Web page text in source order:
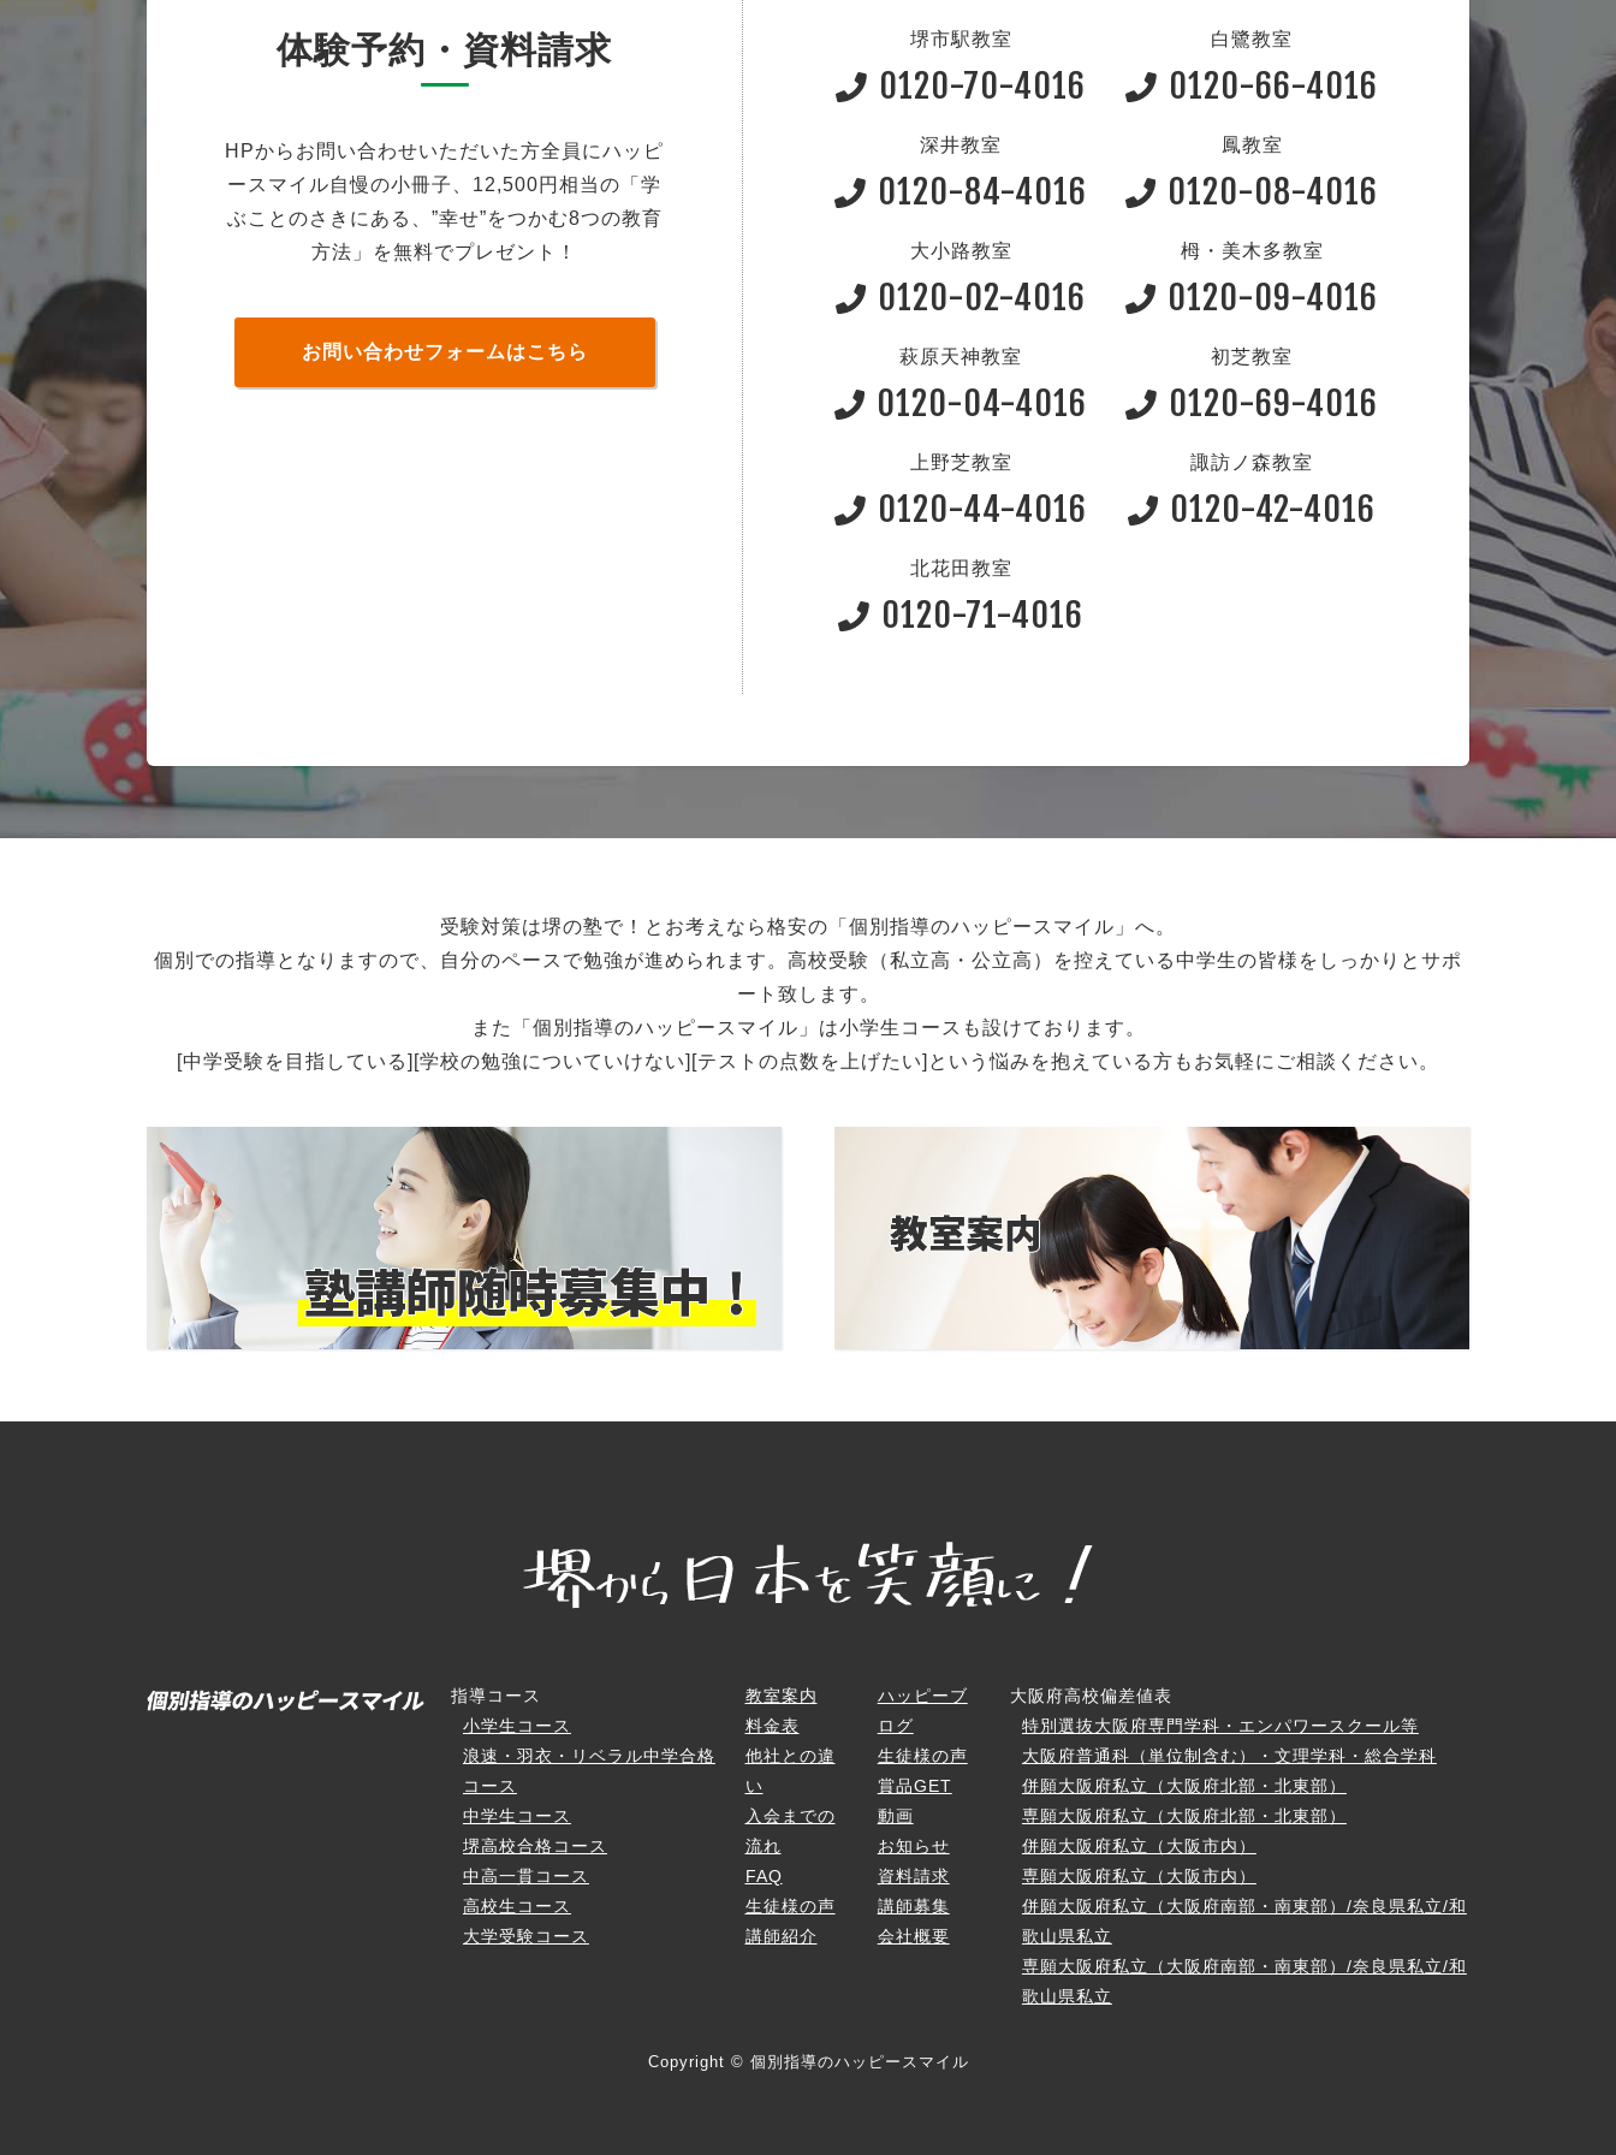
体験予約・資料請求
HPからお問い合わせいただいた方全員にハッピ
ースマイル自慢の小冊子、12,500円相当の「学
ぶことのさきにある、”幸せ”をつかむ8つの教育
方法」を無料でプレゼント！
お問い合わせフォームはこちら
堺市駅教室
0120-70-4016
白鷺教室
0120-66-4016
深井教室
0120-84-4016
鳳教室
0120-08-4016
大小路教室
0120-02-4016
栂・美木多教室
0120-09-4016
萩原天神教室
0120-04-4016
初芝教室
0120-69-4016
上野芝教室
0120-44-4016
諏訪ノ森教室
0120-42-4016
北花田教室
0120-71-4016
受験対策は堺の塾で！ とお考えなら格安の「個別指導のハッピースマイル」へ。
個別での指導となりますので、自分のペースで勉強が進められます。 高校受験（私立高・公立高）を控えている 中学生の皆様をしっかりとサポ
ート致します。
また「個別指導のハッピースマイル」は小学生コースも設けております。
[中学受験を目指している][学校の勉強についていけない][テストの点数を上げたい]という悩みを抱えている方もお気軽にご相談ください。
指導コース
小学生コース
浪速・羽衣・リベラル中学合格
コース
中学生コース
堺高校合格コース
中高一貫コース
高校生コース
大学受験コース
教室案内
料金表
他社との違
い
入会までの
流れ
FAQ
生徒様の声
講師紹介
ハッピーブ
ログ
生徒様の声
賞品GET
動画
お知らせ
資料請求
講師募集
会社概要
大阪府高校偏差値表
特別選抜大阪府専門学科・エンパワースクール等
大阪府普通科（単位制含む）・文理学科・総合学科
併願大阪府私立（大阪府北部・北東部）
専願大阪府私立（大阪府北部・北東部）
併願大阪府私立（大阪市内）
専願大阪府私立（大阪市内）
併願大阪府私立（大阪府南部・南東部）/奈良県私立/和
歌山県私立
専願大阪府私立（大阪府南部・南東部）/奈良県私立/和
歌山県私立
Copyright © 個別指導のハッピースマイル